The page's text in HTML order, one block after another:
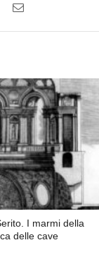
I marmi della
delle cave